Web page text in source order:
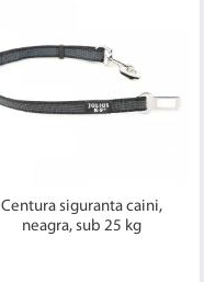
Centura siguranta caini,
neagra, sub 25 kg